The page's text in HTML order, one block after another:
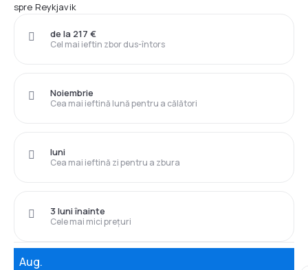
spre Reykjavik
Cel mai ieftin zbor dus-întors
de la 217 €
Cea mai ieftină lună pentru a călători
Noiembrie
Cea mai ieftină zi pentru a zbura
luni
Cele mai mici prețuri
3 luni înainte
Aug.